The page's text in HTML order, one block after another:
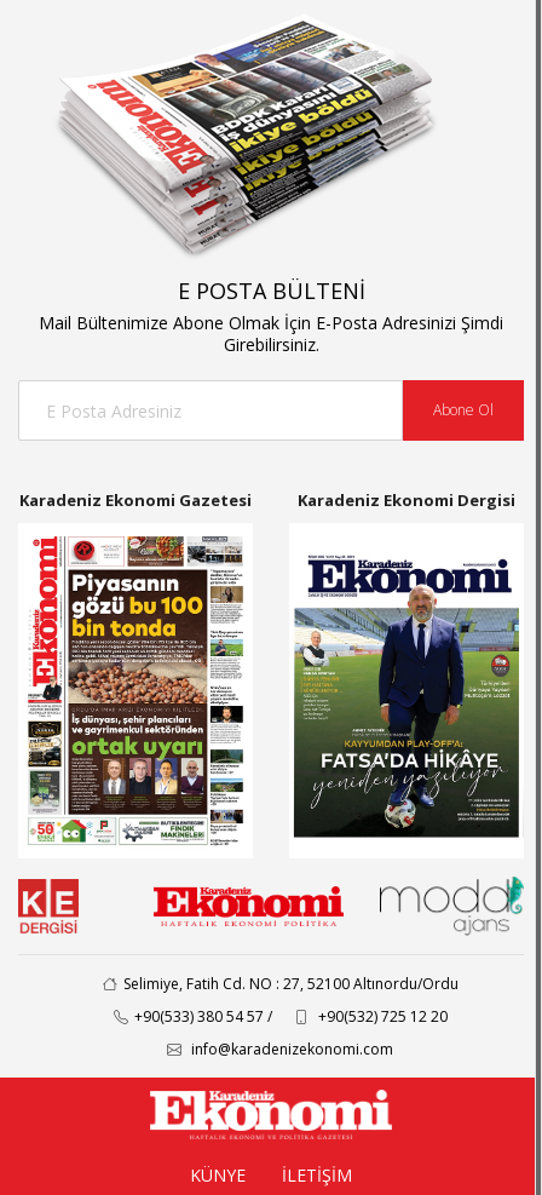
E POSTA BÜLTENİ
Mail Bültenimize Abone Olmak İçin E-Posta Adresinizi Şimdi
Girebilirsiniz.
Abone Ol
Karadeniz Ekonomi Gazetesi Karadeniz Ekonomi Dergisi
Selimiye, Fatih Cd. NO : 27, 52100 Altınordu/Ordu
+90(533) 380 54 57 /
+90(532) 725 12 20
info@karadenizekonomi.com
KÜNYE İLETİŞİM